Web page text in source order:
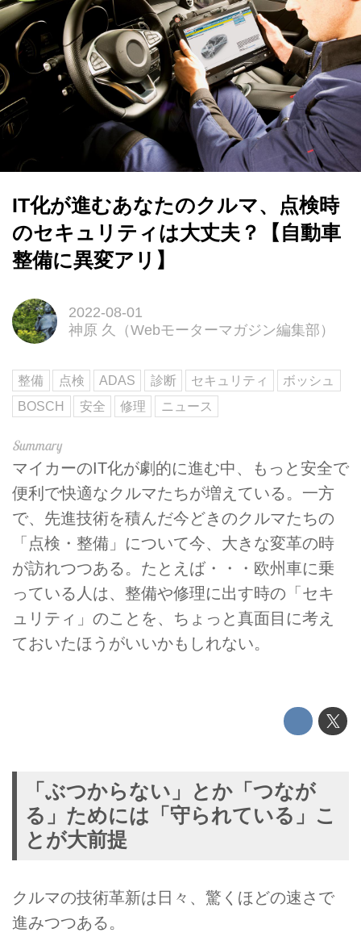
IT化が進むあなたのクルマ、点検時
のセキュリティは大丈夫？【自動車
整備に異変アリ】
2022-08-01
神原 久（Webモーターマガジン編集部）
整備 点検 ADAS 診断 セキュリティ
ボッシュ
BOSCH
安全 修理 ニュース
マイカーのIT化が劇的に進む中、もっと安全で
便利で快適なクルマたちが増えている。一方
で、先進技術を積んだ今どきのクルマたちの
「点検・整備」について今、大きな変革の時
が訪れつつある。たとえば・・・欧州車に乗
っている人は、整備や修理に出す時の「セキ
ュリティ」のことを、ちょっと真面目に考え
ておいたほうがいいかもしれない。
「ぶつからない」とか「つなが
る」ためには「守られている」こ
とが大前提
クルマの技術革新は日々、驚くほどの速さで
進みつつある。